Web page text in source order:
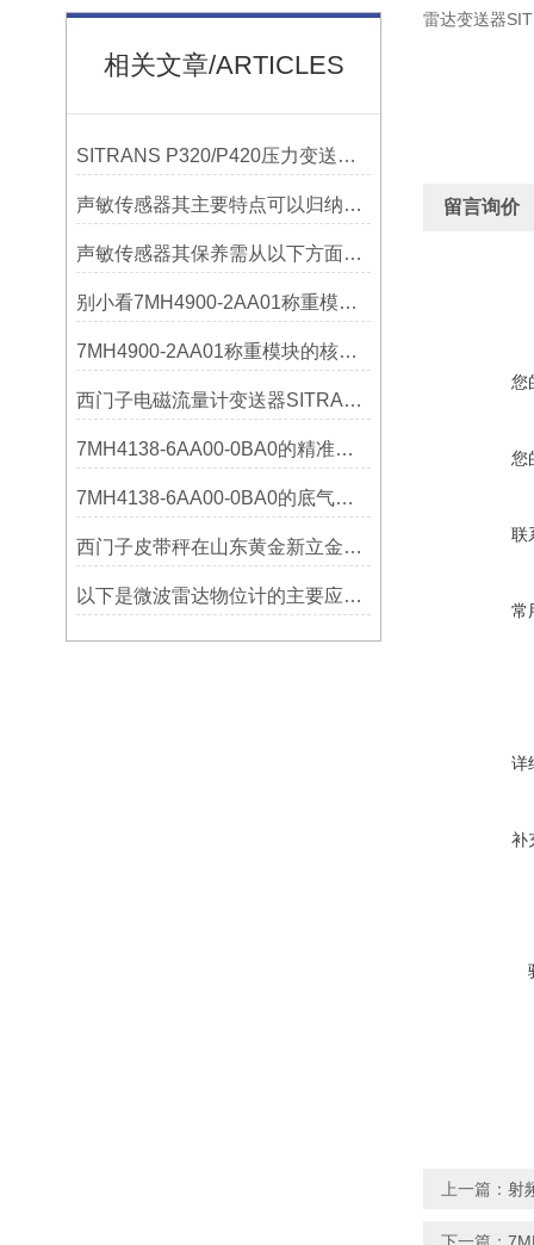
相关文章/ARTICLES
SITRANS P320/P420压力变送器概述
声敏传感器其主要特点可以归纳为以下几个核心维度
声敏传感器其保养需从以下方面入手
别小看7MH4900-2AA01称重模块！这些你日常接触的领域，早已离不开它
7MH4900-2AA01称重模块的核心亮点，藏着让效率翻倍的“关键密码”
西门子电磁流量计变送器SITRANS FMT020的功能
7MH4138-6AA00-0BA0的精准从何而来？关键组成部分，藏着答案！
7MH4138-6AA00-0BA0的底气：这些核心功能，让精准称重不再是难题
西门子皮带秤在山东黄金新立金矿的成功应用
以下是微波雷达物位计的主要应用领域及具体场景分析
雷达变送器
留言询价
您
您
联
常
详
补
上一篇： 射